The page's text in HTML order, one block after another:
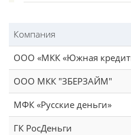
Компания
ООО «МКК «Южная
ООО МКК "ЗБЕРЗАЙМ"
МФК «Русские деньги»
ГК РосДеньги